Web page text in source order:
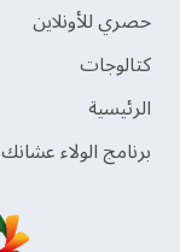
حصري للأونلاين
‫كتالوجات‬
الرئيسية
برنامج الولاء عشانك